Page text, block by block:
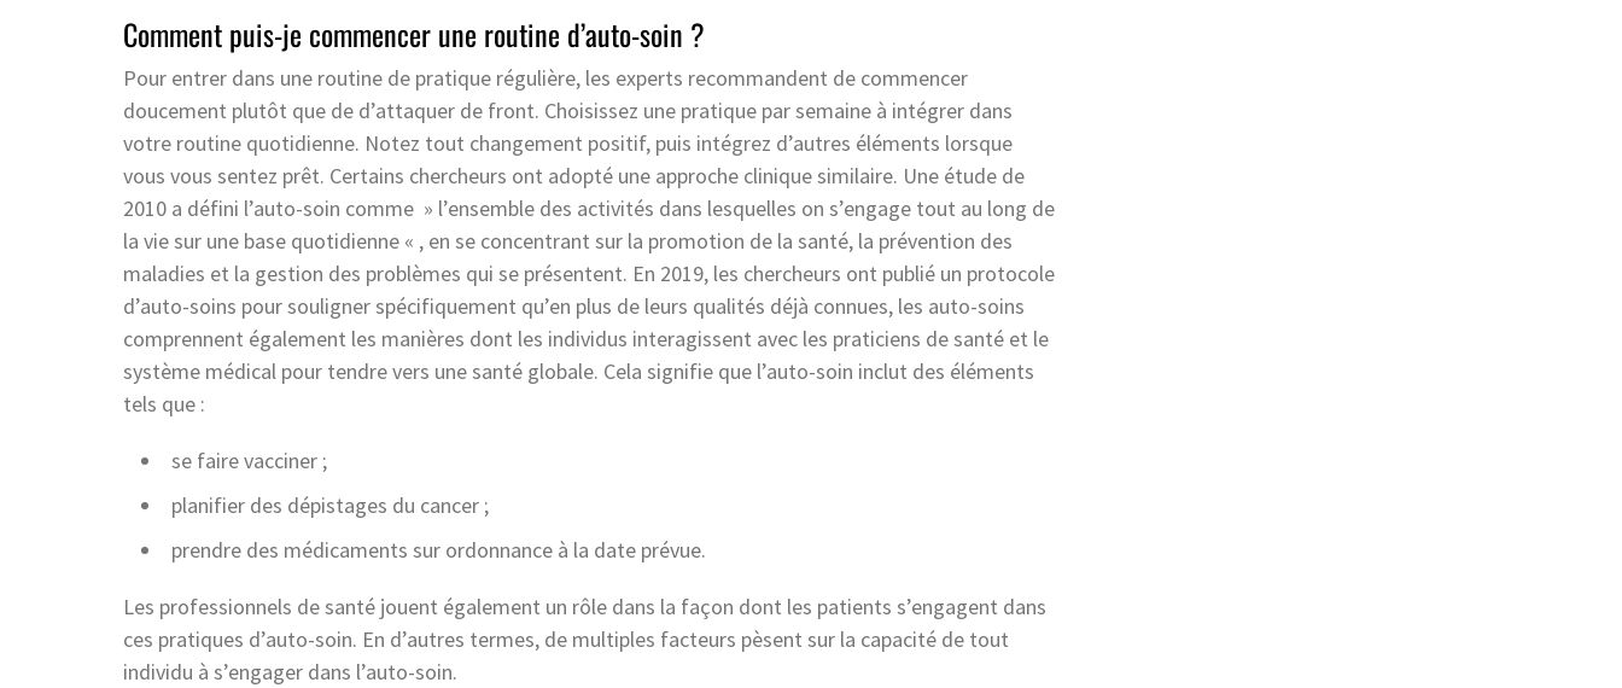
Comment puis-je commencer une routine d’auto-soin ?
Pour entrer dans une routine de pratique régulière, les experts recommandent de commencer
doucement plutôt que de d’attaquer de front. Choisissez une pratique par semaine à intégrer dans
votre routine quotidienne. Notez tout changement positif, puis intégrez d’autres éléments lorsque
vous vous sentez prêt. Certains chercheurs ont adopté une approche clinique similaire. Une étude de
2010 a défini l’auto-soin comme » l’ensemble des activités dans lesquelles on s’engage tout au long de
la vie sur une base quotidienne « , en se concentrant sur la promotion de la santé, la prévention des
maladies et la gestion des problèmes qui se présentent. En 2019, les chercheurs ont publié un protocole
d’auto-soins pour souligner spécifiquement qu’en plus de leurs qualités déjà connues, les auto-soins
comprennent également les manières dont les individus interagissent avec les praticiens de santé et le
système médical pour tendre vers une santé globale. Cela signifie que l’auto-soin inclut des éléments
tels que :
se faire vacciner ;
planifier des dépistages du cancer ;
prendre des médicaments sur ordonnance à la date prévue.
Les professionnels de santé jouent également un rôle dans la façon dont les patients s’engagent dans
ces pratiques d’auto-soin. En d’autres termes, de multiples facteurs pèsent sur la capacité de tout
individu à s’engager dans l’auto-soin.